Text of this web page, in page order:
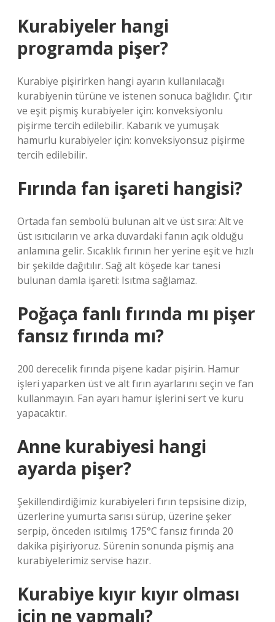
Kurabiyeler hangi
programda pişer?
Kurabiye pişirirken hangi ayarın kullanılacağı
kurabiyenin türüne ve istenen sonuca bağlıdır. Çıtır
ve eşit pişmiş kurabiyeler için: konveksiyonlu
pişirme tercih edilebilir. Kabarık ve yumuşak
hamurlu kurabiyeler için: konveksiyonsuz pişirme
tercih edilebilir.
Fırında fan işareti hangisi?
Ortada fan sembolü bulunan alt ve üst sıra: Alt ve
üst ısıtıcıların ve arka duvardaki fanın açık olduğu
anlamına gelir. Sıcaklık fırının her yerine eşit ve hızlı
bir şekilde dağıtılır. Sağ alt köşede kar tanesi
bulunan damla işareti: Isıtma sağlamaz.
Poğaça fanlı fırında mı pişer
fansız fırında mı?
200 derecelik fırında pişene kadar pişirin. Hamur
işleri yaparken üst ve alt fırın ayarlarını seçin ve fan
kullanmayın. Fan ayarı hamur işlerini sert ve kuru
yapacaktır.
Anne kurabiyesi hangi
ayarda pişer?
Şekillendirdiğimiz kurabiyeleri fırın tepsisine dizip,
üzerlerine yumurta sarısı sürüp, üzerine şeker
serpip, önceden ısıtılmış 175°C fansız fırında 20
dakika pişiriyoruz. Sürenin sonunda pişmiş ana
kurabiyelerimiz servise hazır.
Kurabiye kıyır kıyır olması
için ne yapmalı?